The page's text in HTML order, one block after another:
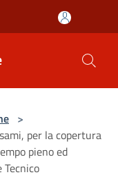
>
per la copertura
pieno ed